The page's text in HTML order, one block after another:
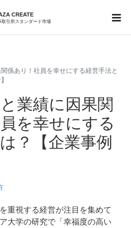
CREATE
取引所スタンダード市場
係あり！社員を幸せにする経営手法と
業績に因果関
を幸せにする
？【企業事例
重視する経営が注目を集めて
大学の研究で「幸福度の高い